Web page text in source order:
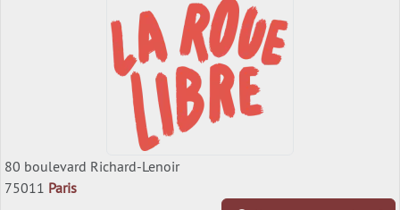
80 boulevard Richard-Lenoir
75011 Paris